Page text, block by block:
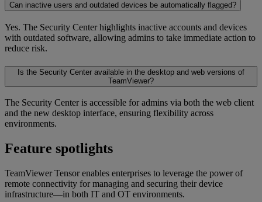
Can inactive users and outdated devices be automatically flagged?
Yes. The Security Center highlights inactive accounts and devices
with outdated software, allowing admins to take immediate action to
reduce risk.
Is the Security Center available in the desktop and web versions of
TeamViewer?
The Security Center is accessible for admins via both the web client
and the new desktop interface, ensuring flexibility across
environments.
Feature spotlights
TeamViewer Tensor enables enterprises to leverage the power of
remote connectivity for managing and securing their device
infrastructure—in both IT and OT environments.